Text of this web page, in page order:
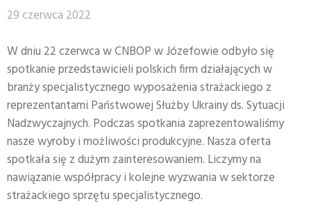
29 czerwca 2022
W dniu 22 czerwca w CNBOP w Józefowie odbyło się
spotkanie przedstawicieli polskich firm działających w
branży specjalistycznego wyposażenia strażackiego z
reprezentantami Państwowej Służby Ukrainy ds. Sytuacji
Nadzwyczajnych. Podczas spotkania zaprezentowaliśmy
nasze wyroby i możliwości produkcyjne. Nasza oferta
spotkała się z dużym zainteresowaniem. Liczymy na
nawiązanie współpracy i kolejne wyzwania w sektorze
strażackiego sprzętu specjalistycznego.